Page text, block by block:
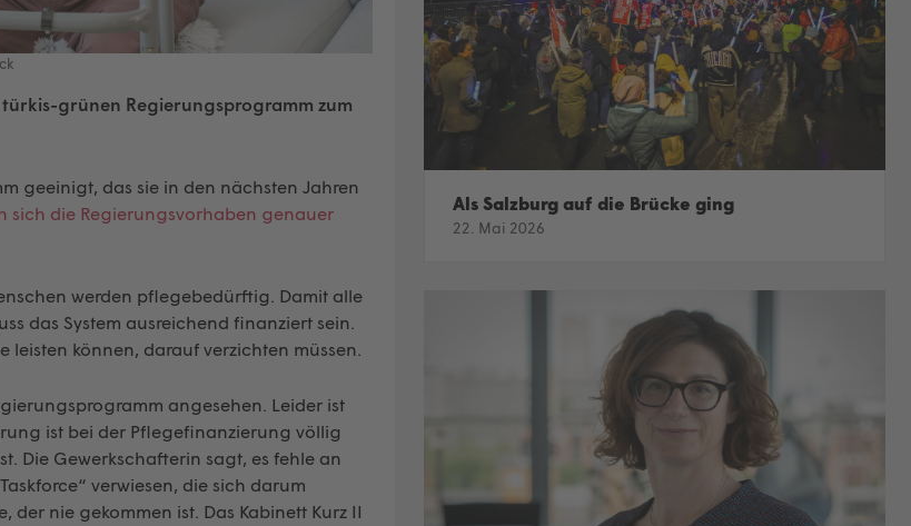
grünen Regierungsprogramm zum
geeinigt, das sie in den nächsten Jahren
sich die Regierungsvorhaben genauer
werden pflegebedürftig. Damit alle
das System ausreichend finanziert sein.
leisten können, darauf verzichten müssen.
angesehen. Leider ist
ist bei der Pflegefinanzierung völlig
Die Gewerkschafterin sagt, es fehle an
verwiesen, die sich darum
der nie gekommen ist. Das Kabinett Kurz II
Als Salzburg auf die Brücke ging
22. Mai 2026